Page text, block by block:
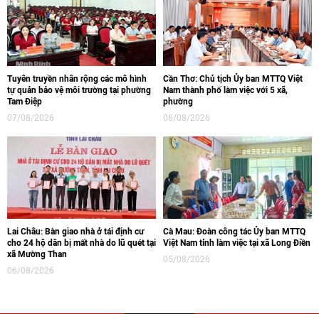
Tuyên truyền nhân rộng các mô hình
tự quản bảo vệ môi trường tại phường
Tam Điệp
07/08/2026
Cần Thơ: Chủ tịch Ủy ban MTTQ Việt
Nam thành phố làm việc với 5 xã,
phường
06/08/2026
Lai Châu: Bàn giao nhà ở tái định cư
cho 24 hộ dân bị mất nhà do lũ quét tại
xã Mường Than
06/08/2026
Cà Mau: Đoàn công tác Ủy ban MTTQ
Việt Nam tỉnh làm việc tại xã Long Điền
05/08/2026